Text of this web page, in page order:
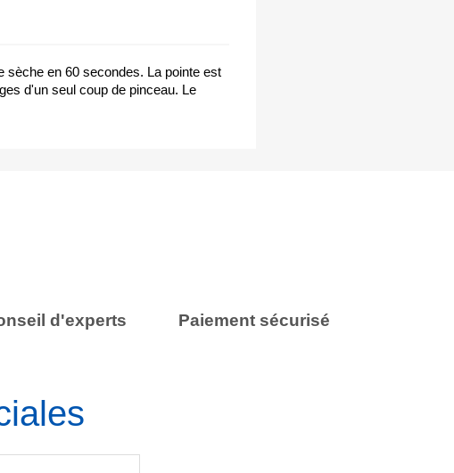
sèche en 60 secondes. La pointe est
d'un seul coup de pinceau. Le
d'experts Paiement sécurisé